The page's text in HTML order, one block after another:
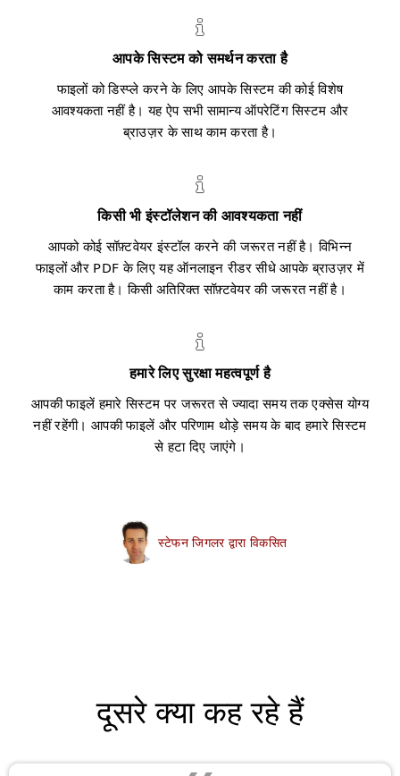
आपके सिस्टम को समर्थन करता है
फाइलों को डिस्प्ले करने के लिए आपके सिस्टम की कोई विशेष
आवश्यकता नहीं है। यह ऐप सभी सामान्य ऑपरेटिंग सिस्टम और
ब्राउज़र के साथ काम करता है।
किसी भी इंस्टॉलेशन की आवश्यकता नहीं
आपको कोई सॉफ़्टवेयर इंस्टॉल करने की जरूरत नहीं है। विभिन्न
फाइलों और PDF के लिए यह ऑनलाइन रीडर सीधे आपके ब्राउज़र में
काम करता है। किसी अतिरिक्त सॉफ़्टवेयर की जरूरत नहीं है।
हमारे लिए सुरक्षा महत्वपूर्ण है
आपकी फाइलें हमारे सिस्टम पर जरूरत से ज्यादा समय तक एक्सेस योग्य
नहीं रहेंगी। आपकी फाइलें और परिणाम थोड़े समय के बाद हमारे सिस्टम
से हटा दिए जाएंगे।
स्टेफन जिगलर द्वारा विकसित
दूसरे क्या कह रहे हैं